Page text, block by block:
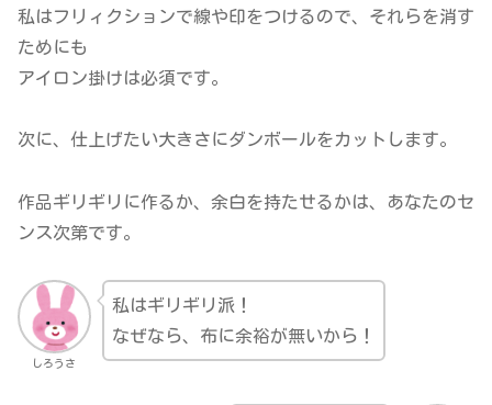
私はフリィクションで線や印をつけるので、それらを消す
ためにも
アイロン掛けは必須です。
次に、仕上げたい大きさにダンボールをカットします。
作品ギリギリに作るか、余白を持たせるかは、あなたのセ
ンス次第です。
しろうさ
私はギリギリ派！
なぜなら、布に余裕が無いから！